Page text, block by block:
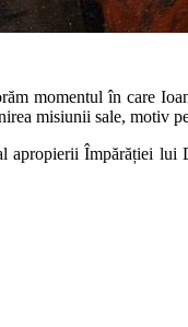
momentul în care
misiunii sale, motiv
Împărăției